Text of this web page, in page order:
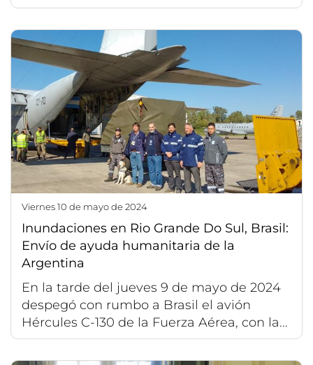
viernes 10 de mayo de 2024
Inundaciones en Rio Grande Do Sul, Brasil:
Envío de ayuda humanitaria de la
Argentina
En la tarde del jueves 9 de mayo de 2024
despegó con rumbo a Brasil el avión
Hércules C-130 de la Fuerza Aérea, con la...